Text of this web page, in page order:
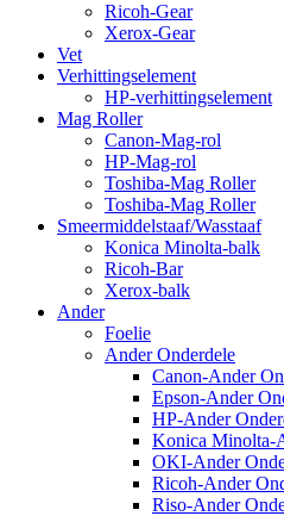
Ricoh-Gear
Xerox-Gear
Vet
Verhittingselement
HP-verhittingselement
Mag Roller
Canon-Mag-rol
HP-Mag-rol
Toshiba-Mag Roller
Toshiba-Mag Roller
Smeermiddelstaaf/Wasstaaf
Konica Minolta-balk
Ricoh-Bar
Xerox-balk
Ander
Foelie
Ander Onderdele
Canon-Ander
Epson-Ander
HP-Ander
Konica Minolta-
OKI-Ander
Ricoh-Ander
Riso-Ander